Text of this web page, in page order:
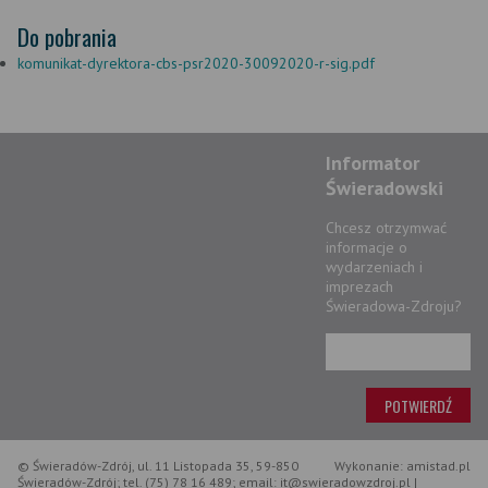
Do pobrania
komunikat-dyrektora-cbs-psr2020-30092020-r-sig.pdf
Informator
Świeradowski
Chcesz otrzymwać
informacje o
wydarzeniach i
imprezach
Świeradowa-Zdroju?
Wykonanie: amistad.pl
© Świeradów-Zdrój, ul. 11 Listopada 35, 59-850
Świeradów-Zdrój; tel. (75) 78 16 489; email: it@swieradowzdroj.pl |